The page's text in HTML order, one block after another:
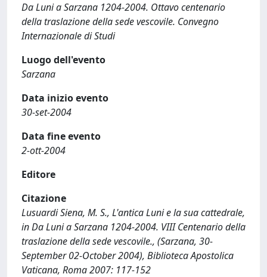
Da Luni a Sarzana 1204-2004. Ottavo centenario
della traslazione della sede vescovile. Convegno
Internazionale di Studi
Luogo dell'evento
Sarzana
Data inizio evento
30-set-2004
Data fine evento
2-ott-2004
Editore
Citazione
Lusuardi Siena, M. S., L'antica Luni e la sua cattedrale,
in Da Luni a Sarzana 1204-2004. VIII Centenario della
traslazione della sede vescovile., (Sarzana, 30-
September 02-October 2004), Biblioteca Apostolica
Vaticana, Roma 2007: 117-152